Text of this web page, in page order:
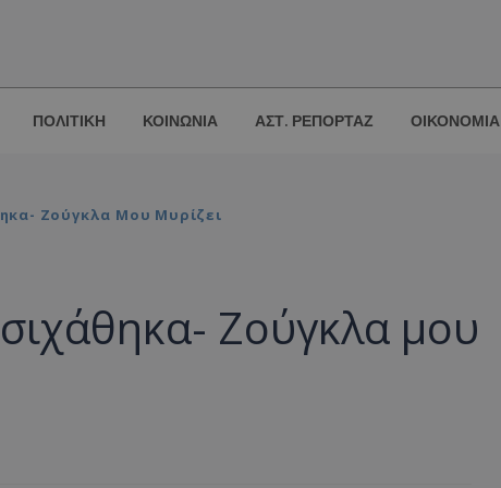
ΠΟΛΙΤΙΚΗ ΚΟΙΝΩΝΙΑ ΑΣΤ. ΡΕΠΟΡΤΑΖ ΟΙΚΟΝΟΜΙΑ
Ζούγκλα Μου Μυρίζει
Ζούγκλα μου